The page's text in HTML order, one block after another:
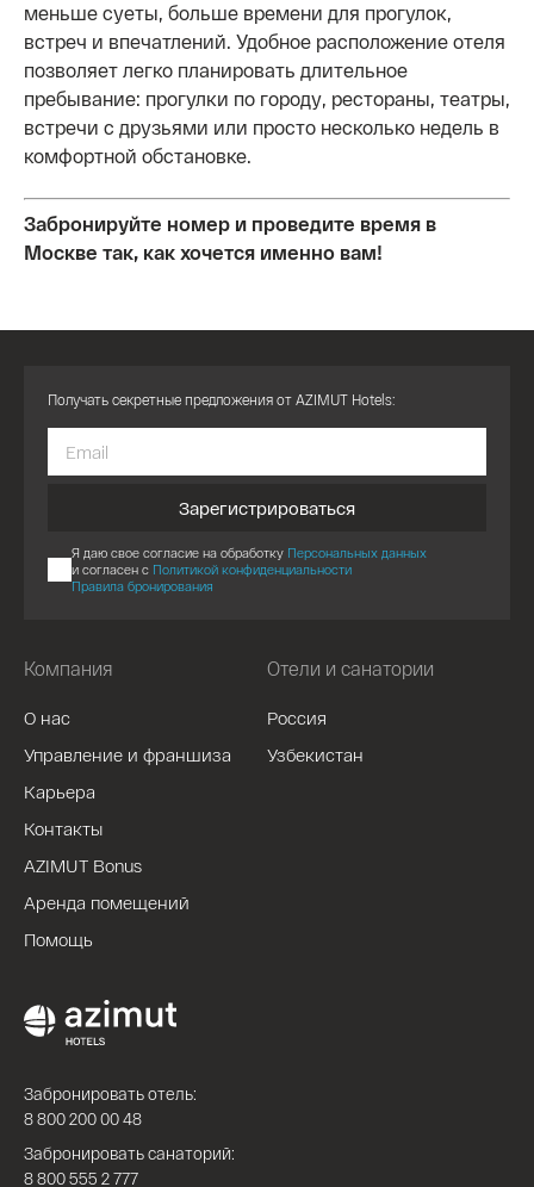
меньше суеты, больше времени для прогулок,
встреч и впечатлений. Удобное расположение отеля
позволяет легко планировать длительное
пребывание: прогулки по городу, рестораны, театры,
встречи с друзьями или просто несколько недель в
комфортной обстановке.
Забронируйте номер и проведите время в
Москве так, как хочется именно вам!
Компания
О нас
Управление и франшиза
Карьера
Контакты
AZIMUT Bonus
Аренда помещений
Помощь
Отели и санатории
Россия
Узбекистан
Получать секретные предложения от AZIMUT Hotels:
Зарегистрироваться
Я даю свое согласие на обработку Персональных данных
и согласен с Политикой конфиденциальности
Правила бронирования
Забронировать отель:
8 800 200 00 48
Забронировать санаторий:
8 800 555 2 777